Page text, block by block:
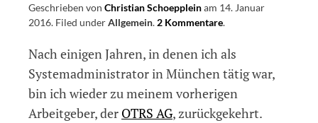
Geschrieben von Christian Schoeppleinam 14. Januar
2016. Filed underAllgemein. 2 Kommentareon
bei
Golem
über
meine
Arbeit
.
Nach einigen Jahren, in denen ich als
Systemadministrator in München tätig war,
bin ich wieder zu meinem vorherigen
Arbeitgeber, der OTRS AG, zurückgekehrt.